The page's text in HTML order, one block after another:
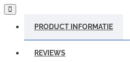
PRODUCT INFORMATIE
REVIEWS